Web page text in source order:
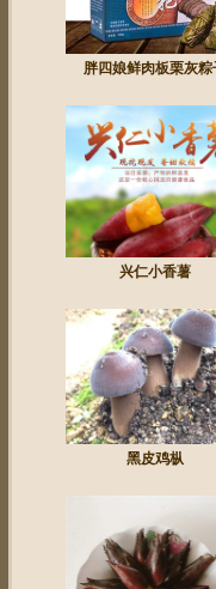
胖四娘鲜肉板栗灰粽
兴仁小香薯
黑皮鸡枞